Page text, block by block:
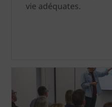
vie adéquates.